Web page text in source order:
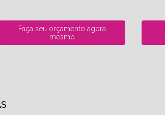
Faça seu orçamento agora
mesmo